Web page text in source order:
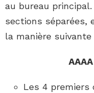
au bureau
sections séparées,
la manière suivante
Les 4 premiers